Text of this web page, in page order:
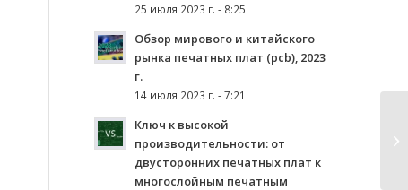
25 июля 2023 г. - 8:25
Обзор мирового и китайского
рынка печатных плат (pcb), 2023
г.
14 июля 2023 г. - 7:21
Ключ к высокой
производительности: от
двусторонних печатных плат к
многослойным печатным